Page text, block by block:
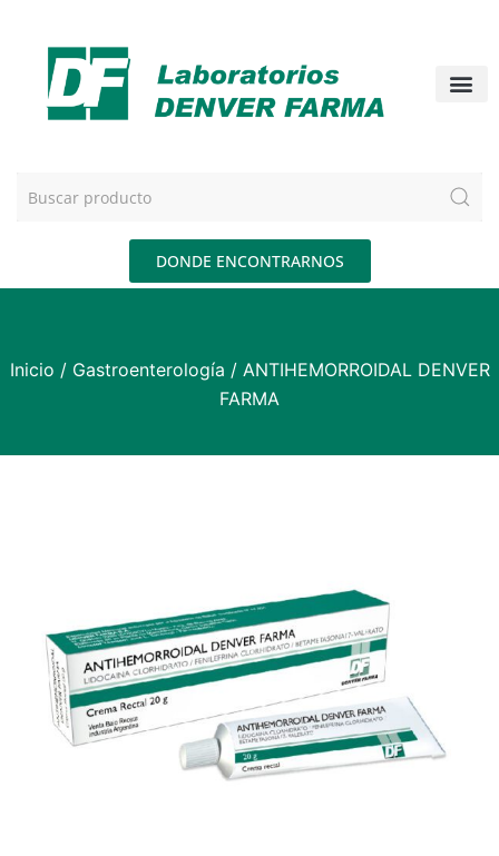
DONDE ENCONTRARNOS
Inicio / Gastroenterología / ANTIHEMORROIDAL DENVER
FARMA